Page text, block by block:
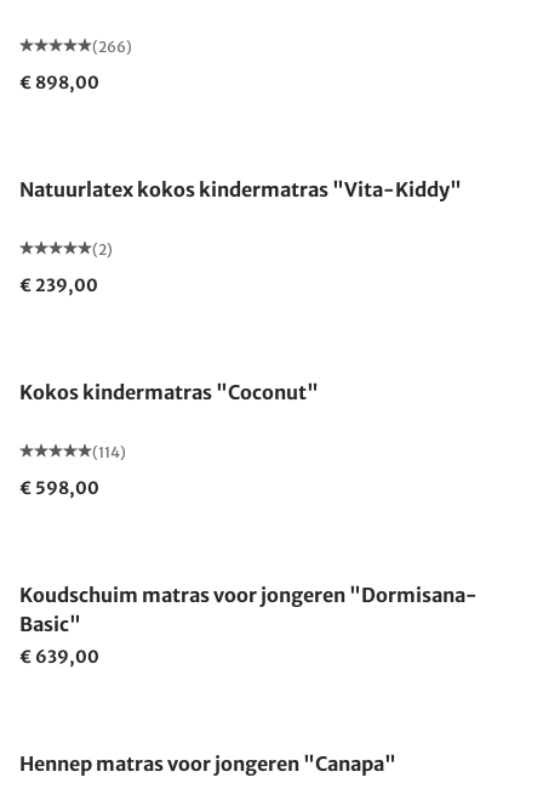
(266)
€ 898,00
Natuurlatex kokos kindermatras "Vita-Kiddy"
(2)
€ 239,00
Kokos kindermatras "Coconut"
(114)
€ 598,00
Koudschuim matras voor jongeren "Dormisana-
Basic"
€ 639,00
Hennep matras voor jongeren "Canapa"